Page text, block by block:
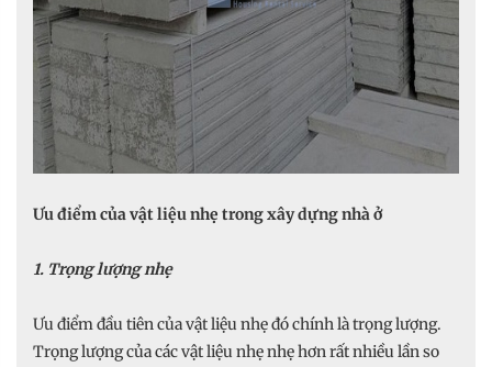
Ưu điểm của vật liệu nhẹ trong xây dựng nhà ở
1. Trọng lượng nhẹ
Ưu điểm đầu tiên của vật liệu nhẹ đó chính là trọng lượng.
Trọng lượng của các vật liệu nhẹ nhẹ hơn rất nhiều lần so